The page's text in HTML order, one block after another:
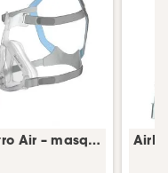
Quattro Air – masque narinaire PPC – ResMed